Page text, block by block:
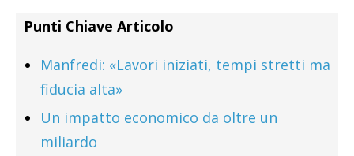
Punti Chiave Articolo
Manfredi: «Lavori iniziati, tempi stretti ma
fiducia alta»
Un impatto economico da oltre un
miliardo